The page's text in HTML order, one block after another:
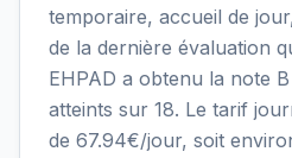
temporaire, accueil de
de la dernière évaluation
EHPAD a obtenu la note
atteints sur 18. Le tarif
de 67.94€/jour, soit